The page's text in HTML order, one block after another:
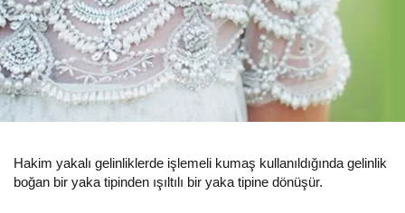
Hakim yakalı gelinliklerde işlemeli kumaş kullanıldığında gelinlik
boğan bir yaka tipinden ışıltılı bir yaka tipine dönüşür.